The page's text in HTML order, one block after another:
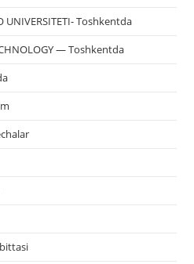
UNIVERSITETI- Toshkentda
— Toshkentda